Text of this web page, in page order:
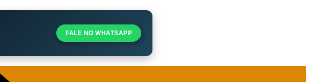
FALE NO WHATSAPP